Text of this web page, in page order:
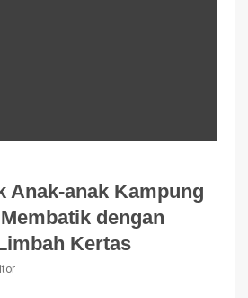
Anak-anak Kampung
dengan
Kertas